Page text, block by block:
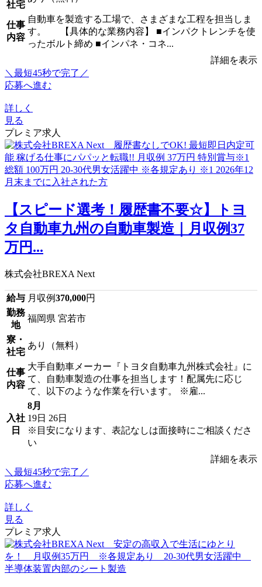
社宅
仕事
内容
自動車を製造する工場で、さまざまな工程を担当しま
す。 【具体的な業務内容】 ■インパクトレンチを使
ったボルト締め ■インパネ・コネ...
詳細を表示
＼最短45秒で完了／
応募へ進む
詳しく
見る
プレミア求人
【スピード選考！履歴書不要☆】トヨ
タ自動車九州の自動車製造｜月収例37
万円...
株式会社BREXA Next
給与 月収例370,000円
勤務
地
福岡県 宮若市
寮・
社宅
あり（無料）
仕事
内容
大手自動車メーカー『トヨタ自動車九州株式会社』に
て、自動車製造の仕事を担当します！配属先に応じ
て、以下のような作業を行います。 ※雇...
入社
日
8月
19日 26日
※目安になります、表記なしは面接時にご相談くださ
い
詳細を表示
＼最短45秒で完了／
応募へ進む
詳しく
見る
プレミア求人